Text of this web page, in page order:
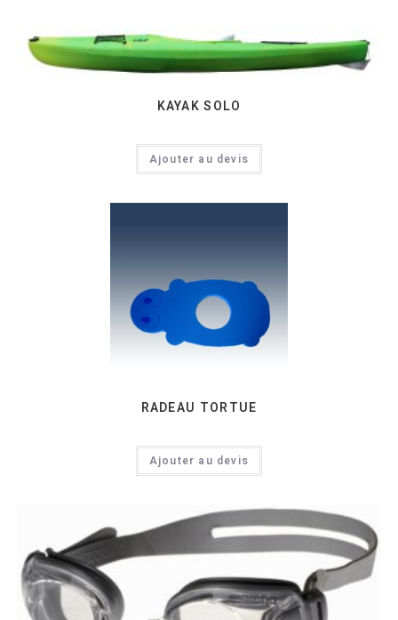
KAYAK SOLO
Ajouter au devis
RADEAU TORTUE
Ajouter au devis